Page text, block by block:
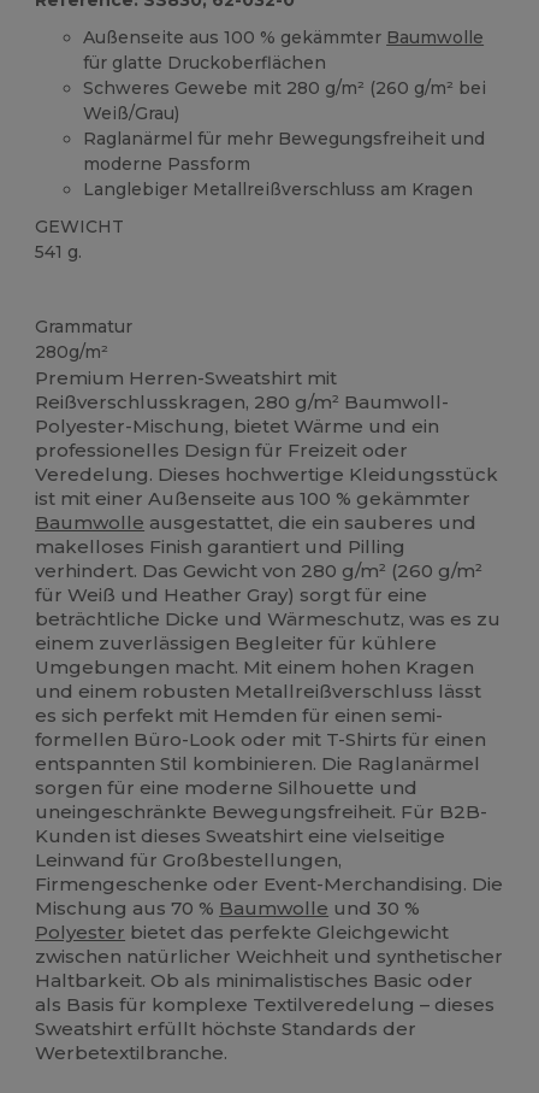
Außenseite aus 100 % gekämmter Baumwolle
für glatte Druckoberflächen
Schweres Gewebe mit 280 g/m² (260 g/m² bei
Weiß/Grau)
Raglanärmel für mehr Bewegungsfreiheit und
moderne Passform
Langlebiger Metallreißverschluss am Kragen
GEWICHT
541 g.
Grammatur
280g/m²
Premium Herren-Sweatshirt mit
Reißverschlusskragen, 280 g/m² Baumwoll-
Polyester-Mischung, bietet Wärme und ein
professionelles Design für Freizeit oder
Veredelung. Dieses hochwertige Kleidungsstück
ist mit einer Außenseite aus 100 % gekämmter
Baumwolle ausgestattet, die ein sauberes und
makelloses Finish garantiert und Pilling
verhindert. Das Gewicht von 280 g/m² (260 g/m²
für Weiß und Heather Gray) sorgt für eine
beträchtliche Dicke und Wärmeschutz, was es zu
einem zuverlässigen Begleiter für kühlere
Umgebungen macht. Mit einem hohen Kragen
und einem robusten Metallreißverschluss lässt
es sich perfekt mit Hemden für einen semi-
formellen Büro-Look oder mit T-Shirts für einen
entspannten Stil kombinieren. Die Raglanärmel
sorgen für eine moderne Silhouette und
uneingeschränkte Bewegungsfreiheit. Für B2B-
Kunden ist dieses Sweatshirt eine vielseitige
Leinwand für Großbestellungen,
Firmengeschenke oder Event-Merchandising. Die
Mischung aus 70 % Baumwolle und 30 %
Polyester bietet das perfekte Gleichgewicht
zwischen natürlicher Weichheit und synthetischer
Haltbarkeit. Ob als minimalistisches Basic oder
als Basis für komplexe Textilveredelung – dieses
Sweatshirt erfüllt höchste Standards der
Werbetextilbranche.